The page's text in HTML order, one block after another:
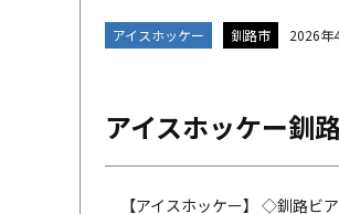
アイスホッケー 釧路市 2026年
アイスホッケー釧
【アイスホッケー】 ◇釧路ビ